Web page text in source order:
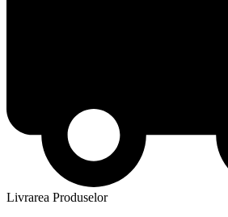
Livrarea Produselor